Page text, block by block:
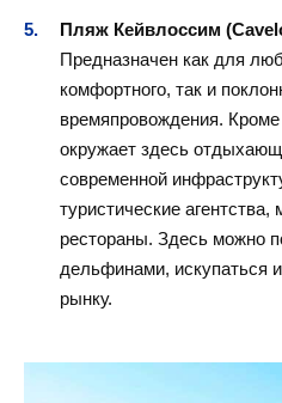
Пляж Кейвлоссим
Предназначен как для
комфортного, так и
времяпровождения. Кроме
окружает здесь
современной
туристические агентства,
рестораны. Здесь можно
дельфинами, искупаться
рынку.